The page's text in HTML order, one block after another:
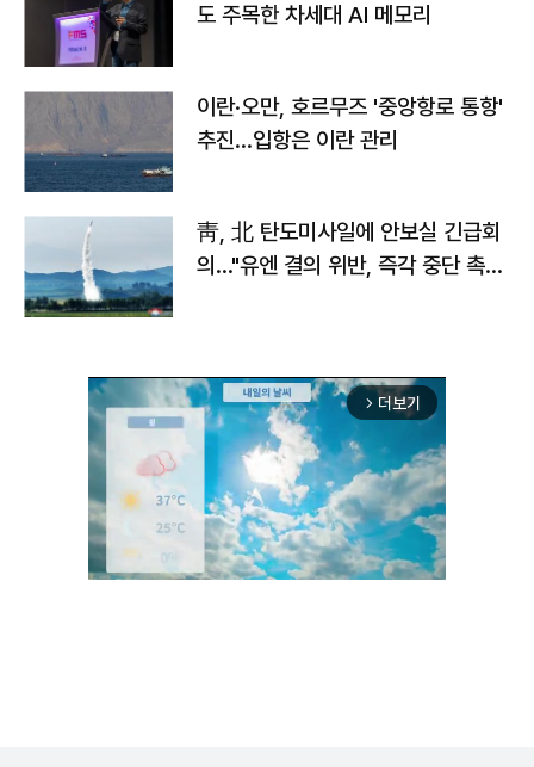
도 주목한 차세대 AI 메모리
이란·오만, 호르무즈 '중앙항로 통항'
추진…입항은 이란 관리
靑, 北 탄도미사일에 안보실 긴급회
의…"유엔 결의 위반, 즉각 중단 촉
arrow_forward_ios 더보기